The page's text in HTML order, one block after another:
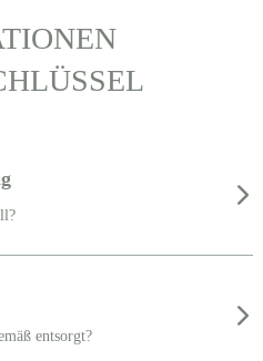
entsorgt?